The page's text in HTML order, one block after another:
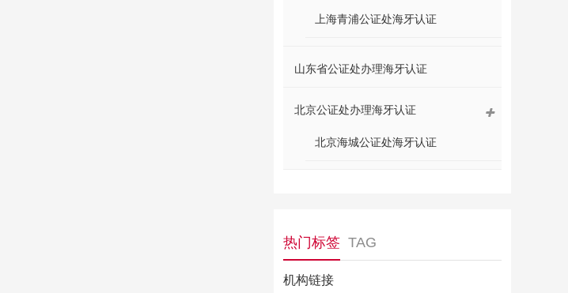
上海青浦公证处海牙认证
山东省公证处办理海牙认证
北京公证处办理海牙认证
北京海城公证处海牙认证
热门标签 TAG
机构链接